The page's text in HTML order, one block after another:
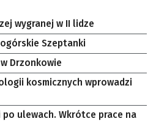
wygranej w II lidze
Szeptanki
Drzonkowie
kosmicznych wprowadzi
ulewach. Wkrótce prace na